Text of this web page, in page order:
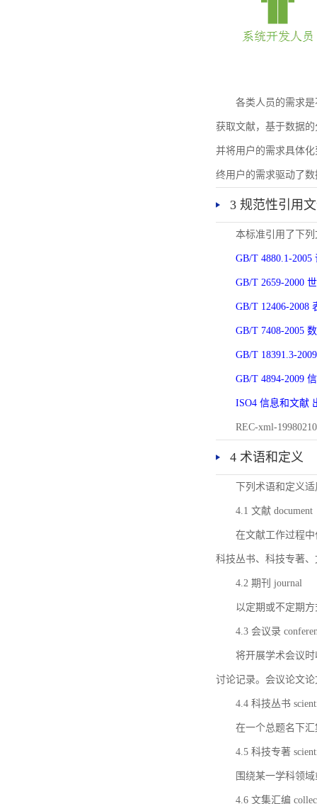
各类人员的需求
获取文献，基于数据
并将用户的需求具体
终用户的需求驱动了
3 规范性引用
本标准引用了下
GB/T 4880.1-
GB/T 2659-2000
GB/T 12406-2008
GB/T 7408-2005
GB/T 18391.3-
GB/T 4894-2009
ISO4 信息和文献
REC-xml-
4 术语和定义
下列术语和定义
4.1 文献 document
在文献工作过程
科技丛书、科技专著
4.2 期刊 journal
以定期或不定期
4.3 会议录
将开展学术会议
讨论记录。会议论文
4.4 科技丛书
在一个总题名下
4.5 科技专著
围绕某一学科领
4.6 文集汇编